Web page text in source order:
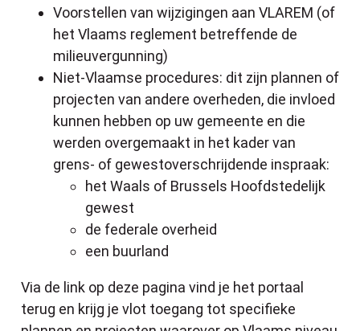
Voorstellen van wijzigingen aan VLAREM (of
het Vlaams reglement betreffende de
milieuvergunning)
Niet-Vlaamse procedures: dit zijn plannen of
projecten van andere overheden, die invloed
kunnen hebben op uw gemeente en die
werden overgemaakt in het kader van
grens- of gewestoverschrijdende inspraak:
het Waals of Brussels Hoofdstedelijk
gewest
de federale overheid
een buurland
Via de link op deze pagina vind je het portaal
terug en krijg je vlot toegang tot specifieke